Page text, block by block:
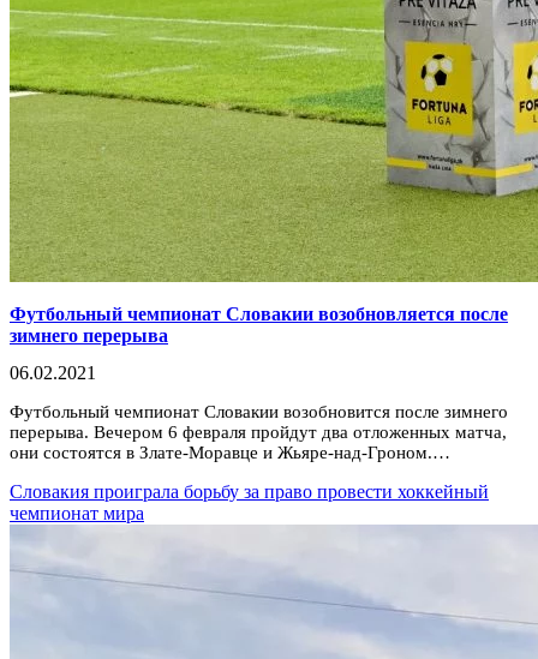
Футбольный чемпионат Словакии возобновляется после
зимнего перерыва
06.02.2021
Футбольный чемпионат Словакии возобновится после зимнего
перерыва. Вечером 6 февраля пройдут два отложенных матча,
они состоятся в Злате-Моравце и Жьяре-над-Гроном.…
Словакия проиграла борьбу за право провести хоккейный
чемпионат мира